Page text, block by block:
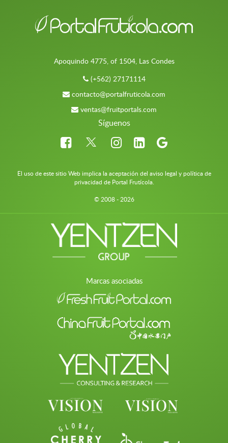
Apoquindo 4775, of 1504, Las Condes
(+562) 27171114
contacto@portalfruticola.com
ventas@fruitportals.com
Síguenos
El uso de este sitio Web implica la aceptación del aviso legal y política de
privacidad de Portal Frutícola.
© 2008 - 2026
Marcas asociadas